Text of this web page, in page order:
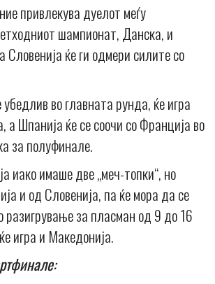
привлекува дуелот меѓу
шампионат, Данска, и
Словенија ќе ги одмери силите со
во главната рунда, ќе игра
а Шпанија ќе се соочи со Франција во
за полуфинале.
иако имаше две „меч-топки“, но
и од Словенија, па ќе мора да се
разигрување за пласман од 9 до 16
игра и Македонија.